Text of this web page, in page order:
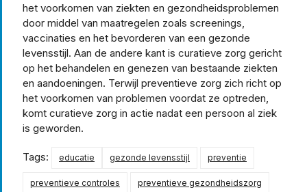
het voorkomen van ziekten en gezondheidsproblemen
door middel van maatregelen zoals screenings,
vaccinaties en het bevorderen van een gezonde
levensstijl. Aan de andere kant is curatieve zorg gericht
op het behandelen en genezen van bestaande ziekten
en aandoeningen. Terwijl preventieve zorg zich richt op
het voorkomen van problemen voordat ze optreden,
komt curatieve zorg in actie nadat een persoon al ziek
is geworden.
Tags: educatie gezonde levensstijl preventie
preventieve controles preventieve gezondheidszorg